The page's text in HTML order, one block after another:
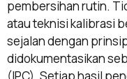
pembersihan rutin.
atau teknisi kalibrasi
sejalan dengan
didokumentasikan
(IPC). Setiap hasil